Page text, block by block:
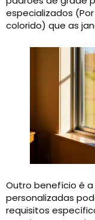
especializados
colorido) que as
Outro benefício é
personalizadas
requisitos